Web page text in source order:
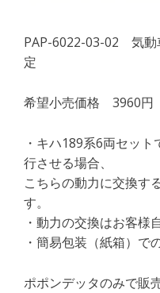
PAP-6022-03-02 気
定
希望小売価格 3960円
・キハ189系6両セッ
行させる場合、
こちらの動力に交換す
す。
・動力の交換はお客様
・簡易包装（紙箱）で
ポポンデッタのみで販